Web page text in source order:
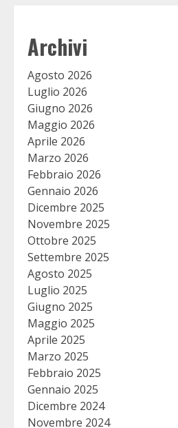
Archivi
Agosto 2026
Luglio 2026
Giugno 2026
Maggio 2026
Aprile 2026
Marzo 2026
Febbraio 2026
Gennaio 2026
Dicembre 2025
Novembre 2025
Ottobre 2025
Settembre 2025
Agosto 2025
Luglio 2025
Giugno 2025
Maggio 2025
Aprile 2025
Marzo 2025
Febbraio 2025
Gennaio 2025
Dicembre 2024
Novembre 2024